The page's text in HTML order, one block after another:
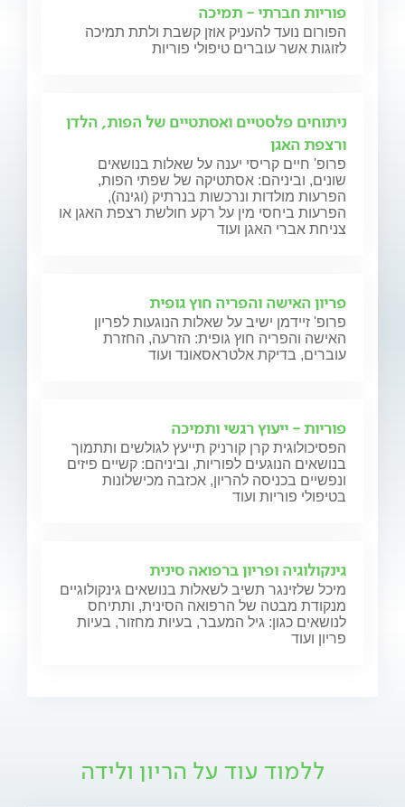
פוריות חברתי - תמיכה
הפורום נועד להעניק אוזן קשבת ולתת תמיכה
לזוגות אשר עוברים טיפולי פוריות
ניתוחים פלסטיים ואסתטיים של הפות, הלדן
ורצפת האגן
פרופ' חיים קריסי יענה על שאלות בנושאים
שונים, וביניהם: אסתטיקה של שפתי הפות,
הפרעות מולדות ונרכשות בנרתיק (וגינה),
הפרעות ביחסי מין על רקע חולשת רצפת האגן או
צניחת אברי האגן ועוד
פריון האישה והפריה חוץ גופית
פרופ' זיידמן ישיב על שאלות הנוגעות לפריון
האישה והפריה חוץ גופית: הזרעה, החזרת
עוברים, בדיקת אלטראסאונד ועוד
פוריות - ייעוץ רגשי ותמיכה
הפסיכולוגית קרן קורניק תייעץ לגולשים ותתמוך
בנושאים הנוגעים לפוריות, וביניהם: קשיים פיזים
ונפשיים בכניסה להריון, אכזבה מכישלונות
בטיפולי פוריות ועוד
גינקולוגיה ופריון ברפואה סינית
מיכל שלזינגר תשיב לשאלות בנושאים גינקולוגיים
מנקודת מבטה של הרפואה הסינית, ותתיחס
לנושאים כגון: גיל המעבר, בעיות מחזור, בעיות
פריון ועוד
ללמוד עוד על הריון ולידה